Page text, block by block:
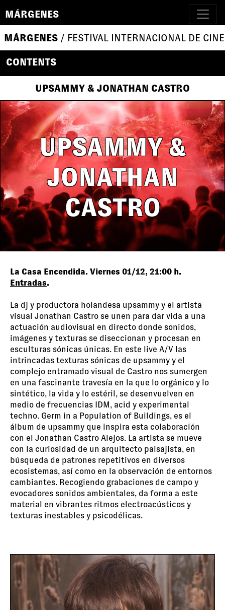
MÁRGENES
MÁRGENES / FESTIVAL INTERNACIONAL DE
CONTENTS
UPSAMMY & JONATHAN CASTRO
UPSAMMY &
JONATHAN
CASTRO
La Casa Encendida. Viernes 01/12, 21:00 h.
Entradas.
La dj y productora holandesa upsammy y el artista
visual Jonathan Castro se unen para dar vida a una
actuación audiovisual en directo donde sonidos,
imágenes y texturas se diseccionan y procesan en
esculturas sónicas únicas. En este live A/V las
intrincadas texturas sónicas de upsammy y el
complejo entramado visual de Castro nos sumergen
en una fascinante travesía en la que lo orgánico y lo
sintético, la vida y lo estéril, se desenvuelven en
medio de frecuencias IDM, acid y experimental
techno. Germ in a Population of Buildings, es el
álbum de upsammy que inspira esta colaboración
con el Jonathan Castro Alejos. La artista se mueve
con la curiosidad de un arquitecto paisajista, en
búsqueda de patrones repetitivos en diversos
ecosistemas, así como en la observación de entornos
cambiantes. Recogiendo grabaciones de campo y
evocadores sonidos ambientales, da forma a este
material en vibrantes ritmos electroacústicos y
texturas inestables y psicodélicas.